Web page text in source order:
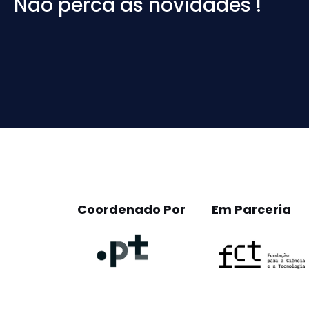
Coordenado Por Em Parceria